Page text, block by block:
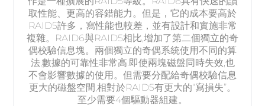
取性能、更高的容錯能力。但是，它的成本要高於
RAID5許多，寫性能也較差，並有設計和實施非常
複雜。RAID6與RAID5相比,增加了第二個獨立的奇
偶校驗信息塊。兩個獨立的奇偶系統使用不同的算
法,數據的可靠性非常高.即使兩塊磁盤同時失效,也
不會影響數據的使用。但需要分配給奇偶校驗信息
更大的磁盤空間,相對於RAID5有更大的“寫損失”。
至少需要4個驅動器組建。